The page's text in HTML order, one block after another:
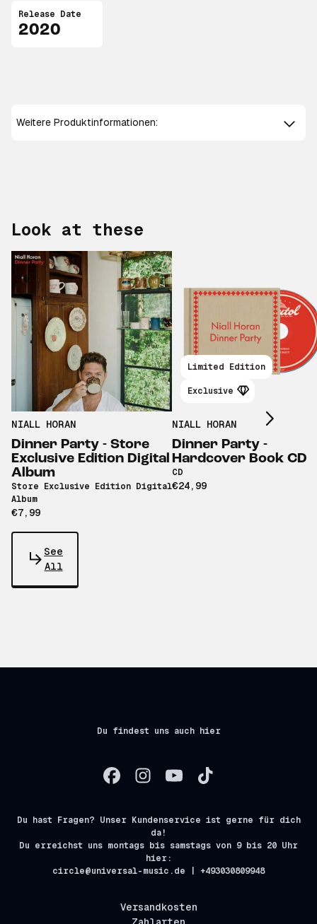
Release Date
2020
Weitere Produktinformationen:
Look at these
NIALL HORAN
Dinner Party - Store
Exclusive Edition Digital
Album
Store Exclusive Edition Digital
Album
€7,99
Limited Edition
Exclusive
NIALL HORAN
Dinner Party -
Hardcover Book CD
CD
€24,99
Scroll right
See
All
Du findest uns auch hier
Du hast Fragen? Unser Kundenservice ist gerne für dich
da!
Du erreichst uns montags bis samstags von 9 bis 20 Uhr
hier:
circle@universal-music.de | +493030809948
Versandkosten